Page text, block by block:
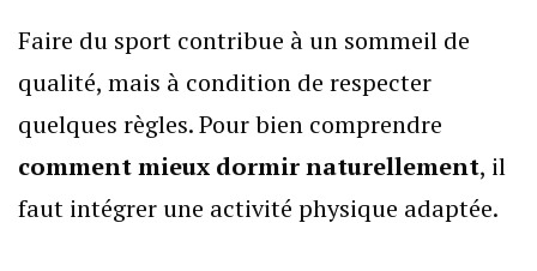
Faire du sport contribue à un sommeil de
qualité, mais à condition de respecter
quelques règles. Pour bien comprendre
comment mieux dormir naturellement, il
faut intégrer une activité physique adaptée.